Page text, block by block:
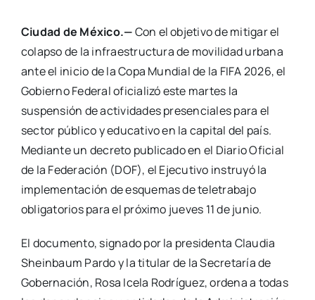
Ciudad de México.—Con el objetivo de mitigar el
colapso de la infraestructura de movilidad urbana
ante el inicio de la Copa Mundial de la FIFA 2026, el
Gobierno Federal oficializó este martes la
suspensión de actividades presenciales para el
sector público y educativo en la capital del país.
Mediante un decreto publicado en el Diario Oficial
de la Federación (DOF), el Ejecutivo instruyó la
implementación de esquemas de teletrabajo
obligatorios para el próximo jueves 11 de junio.
El documento, signado por la presidenta Claudia
Sheinbaum Pardo y la titular de la Secretaría de
Gobernación, Rosa Icela Rodríguez, ordena a todas